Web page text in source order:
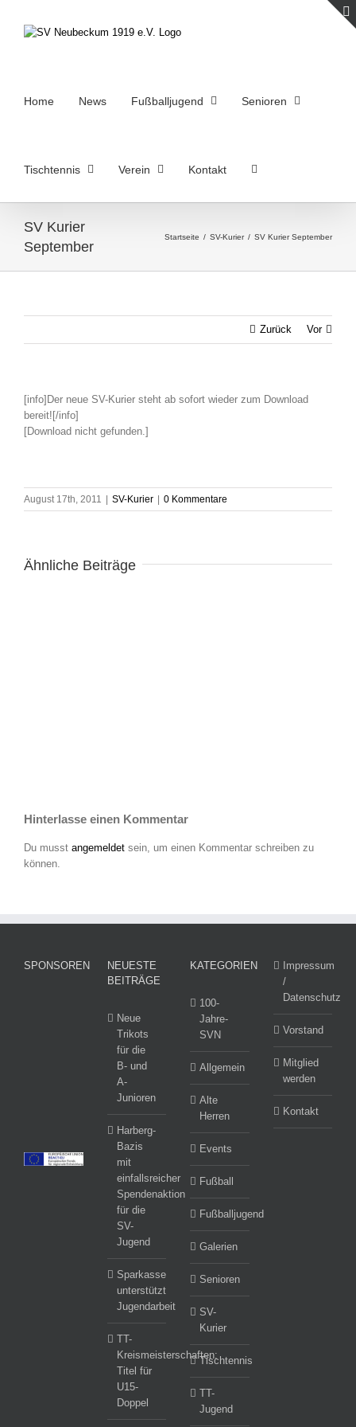
Inhalt
springen
Home News Fußballjugend Senioren
Tischtennis Verein Kontakt
SV Kurier
September
Startseite / SV-Kurier / SV Kurier September
Zurück Vor
[info]Der neue SV-Kurier steht ab sofort wieder zum Download
bereit![/info]
[Download nicht gefunden.]
August 17th, 2011 SV-Kurier 0 Kommentare
Ähnliche Beiträge
Hinterlasse einen Kommentar
Du musst angemeldet sein, um einen Kommentar schreiben zu
können.
SPONSOREN
NEUESTE
BEITRÄGE
Neue
Trikots
für die
B- und
A-
Junioren
Harberg-
Bazis
mit
einfallsreicher
Spendenaktion
für die
SV-
Jugend
Sparkasse
unterstützt
Jugendarbeit
TT-
Kreismeisterschaften:
Titel für
U15-
Doppel
KATEGORIEN
100-
Jahre-
SVN
Allgemein
Alte
Herren
Events
Fußball
Fußballjugend
Galerien
Senioren
SV-
Kurier
Tischtennis
TT-
Jugend
Impressum
/
Datenschutz
Vorstand
Mitglied
werden
Kontakt